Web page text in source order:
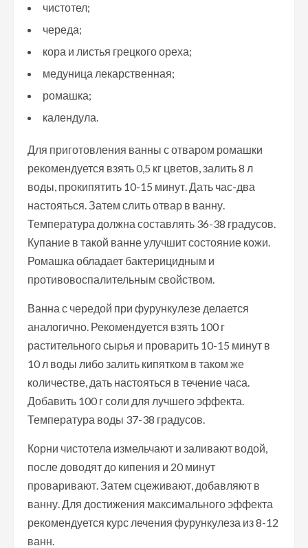
чистотел;
череда;
кора и листья грецкого ореха;
медуница лекарственная;
ромашка;
календула.
Для приготовления ванны с отваром ромашки
рекомендуется взять 0,5 кг цветов, залить 8 л
воды, прокипятить 10-15 минут. Дать час-два
настояться. Затем слить отвар в ванну.
Температура должна составлять 36-38 градусов.
Купание в такой ванне улучшит состояние кожи.
Ромашка обладает бактерицидным и
противовоспалительным свойством.
Ванна с чередой при фурункулезе делается
аналогично. Рекомендуется взять 100 г
растительного сырья и проварить 10-15 минут в
10 л воды либо залить кипятком в таком же
количестве, дать настояться в течение часа.
Добавить 100 г соли для лучшего эффекта.
Температура воды 37-38 градусов.
Корни чистотела измельчают и заливают водой,
после доводят до кипения и 20 минут
проваривают. Затем сцеживают, добавляют в
ванну. Для достижения максимального эффекта
рекомендуется курс лечения фурункулеза из 8-12
ванн.